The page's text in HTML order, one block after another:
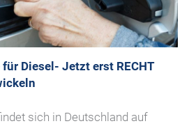
Diesel- Jetzt erst RECHT
sich in Deutschland auf